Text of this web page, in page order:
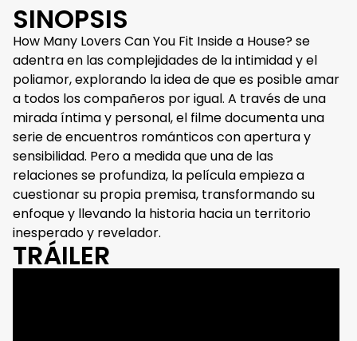
SINOPSIS
How Many Lovers Can You Fit Inside a House? se
adentra en las complejidades de la intimidad y el
poliamor, explorando la idea de que es posible amar
a todos los compañeros por igual. A través de una
mirada íntima y personal, el filme documenta una
serie de encuentros románticos con apertura y
sensibilidad. Pero a medida que una de las
relaciones se profundiza, la película empieza a
cuestionar su propia premisa, transformando su
enfoque y llevando la historia hacia un territorio
inesperado y revelador.
TRÁILER